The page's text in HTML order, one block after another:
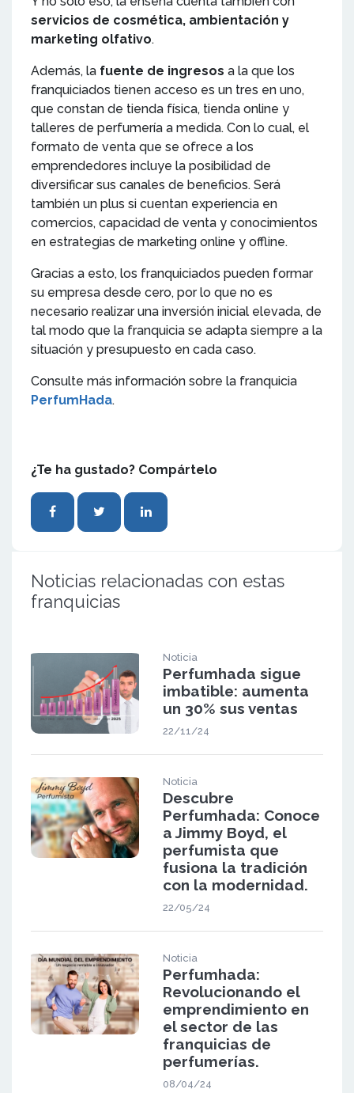
servicios de cosmética, ambientación y
marketing olfativo.
Además, la fuente de ingresos a la que los
franquiciados tienen acceso es un tres en uno,
que constan de tienda física, tienda online y
talleres de perfumería a medida. Con lo cual, el
formato de venta que se ofrece a los
emprendedores incluye la posibilidad de
diversificar sus canales de beneficios. Será
también un plus si cuentan experiencia en
comercios, capacidad de venta y conocimientos
en estrategias de marketing online y offline.
Gracias a esto, los franquiciados pueden formar
su empresa desde cero, por lo que no es
necesario realizar una inversión inicial elevada, de
tal modo que la franquicia se adapta siempre a la
situación y presupuesto en cada caso.
Consulte más información sobre la franquicia
PerfumHada.
¿Te ha gustado? Compártelo
Noticias relacionadas con estas
franquicias
Noticia
Perfumhada sigue
imbatible: aumenta
un 30% sus ventas
22/11/24
Noticia
Descubre
Perfumhada: Conoce
a Jimmy Boyd, el
perfumista que
fusiona la tradición
con la modernidad.
22/05/24
Noticia
Perfumhada:
Revolucionando el
emprendimiento en
el sector de las
franquicias de
perfumerías.
08/04/24